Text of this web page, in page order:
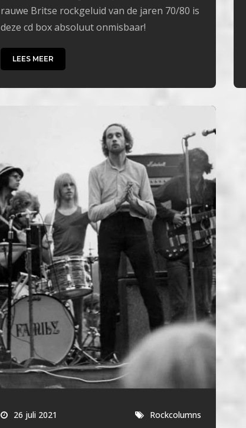
rauwe Britse rockgeluid van de jaren 70/80 is
deze cd box absoluut onmisbaar!
LEES MEER
26 juli 2021 Rockcolumns